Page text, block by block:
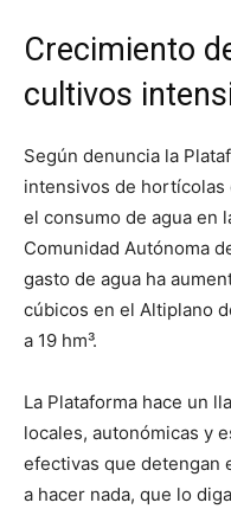
Crecimiento
cultivos
Según denuncia la
intensivos de hortícolas
el consumo de agua en
Comunidad Autónoma
gasto de agua ha
cúbicos en el Altiplano
a 19 hm³.
La Plataforma hace un
locales, autonómicas y
efectivas que detengan
a hacer nada, que lo